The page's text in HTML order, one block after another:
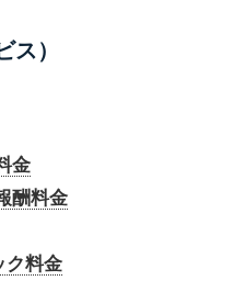
ス）
金
酬料金
ク料金